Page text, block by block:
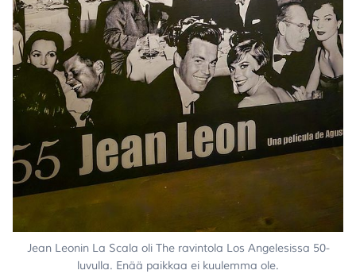
Jean Leonin La Scala oli The ravintola Los Angelesissa 50-
luvulla. Enää paikkaa ei kuulemma ole.